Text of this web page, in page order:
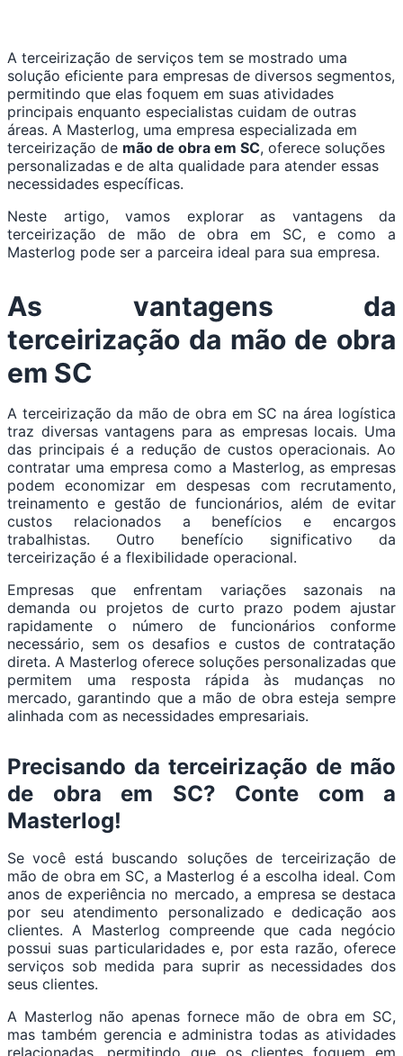
A terceirização de serviços tem se mostrado uma
solução eficiente para empresas de diversos segmentos,
permitindo que elas foquem em suas atividades
principais enquanto especialistas cuidam de outras
áreas. A Masterlog, uma empresa especializada em
terceirização de mão de obra em SC, oferece soluções
personalizadas e de alta qualidade para atender essas
necessidades específicas.
Neste artigo, vamos explorar as vantagens da
terceirização de mão de obra em SC, e como a
Masterlog pode ser a parceira ideal para sua empresa.
As vantagens da
terceirização da mão de obra
em SC
A terceirização da mão de obra em SC na área logística
traz diversas vantagens para as empresas locais. Uma
das principais é a redução de custos operacionais. Ao
contratar uma empresa como a Masterlog, as empresas
podem economizar em despesas com recrutamento,
treinamento e gestão de funcionários, além de evitar
custos relacionados a benefícios e encargos
trabalhistas. Outro benefício significativo da
terceirização é a flexibilidade operacional.
Empresas que enfrentam variações sazonais na
demanda ou projetos de curto prazo podem ajustar
rapidamente o número de funcionários conforme
necessário, sem os desafios e custos de contratação
direta. A Masterlog oferece soluções personalizadas que
permitem uma resposta rápida às mudanças no
mercado, garantindo que a mão de obra esteja sempre
alinhada com as necessidades empresariais.
Precisando da terceirização de mão
de obra em SC? Conte com a
Masterlog!
Se você está buscando soluções de terceirização de
mão de obra em SC, a Masterlog é a escolha ideal. Com
anos de experiência no mercado, a empresa se destaca
por seu atendimento personalizado e dedicação aos
clientes. A Masterlog compreende que cada negócio
possui suas particularidades e, por esta razão, oferece
serviços sob medida para suprir as necessidades dos
seus clientes.
A Masterlog não apenas fornece mão de obra em SC,
mas também gerencia e administra todas as atividades